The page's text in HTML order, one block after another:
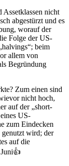
nicht
abgestürzt und es
worauf der
Folge der US-
beim
allem von
Begründung
Zum einen sind
nicht hoch,
auf der „short-
US-
zum Eindecken
genutzt wird; der
auf die